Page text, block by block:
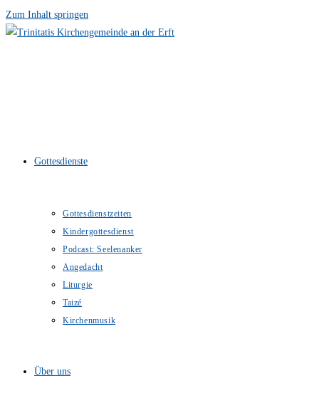
Zum Inhalt springen
Gottesdienste
Gottesdienstzeiten
Kindergottesdienst
Podcast: Seelenanker
Angedacht
Liturgie
Taizé
Kirchenmusik
Über uns